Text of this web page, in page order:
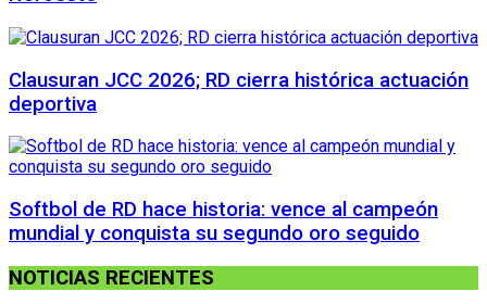
Clausuran JCC 2026; RD cierra histórica actuación
deportiva
Softbol de RD hace historia: vence al campeón
mundial y conquista su segundo oro seguido
NOTICIAS RECIENTES